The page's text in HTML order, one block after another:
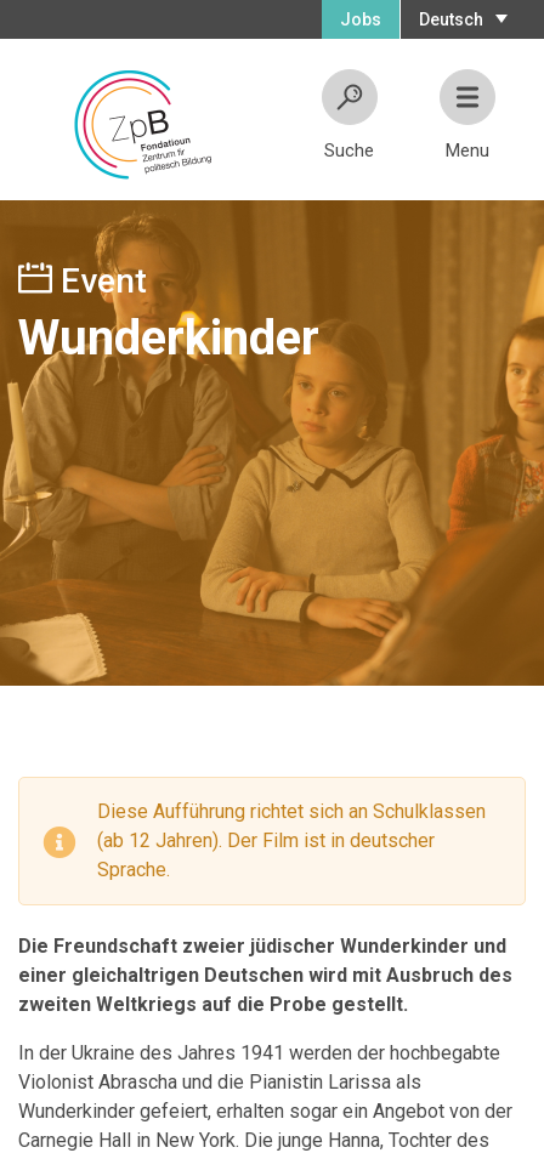
Deutsch
Jobs
Suche Menu
Event
Wunderkinder
Diese Aufführung richtet sich an Schulklassen
(ab 12 Jahren). Der Film ist in deutscher
Sprache.
Die Freundschaft zweier jüdischer Wunderkinder und
einer gleichaltrigen Deutschen wird mit Ausbruch des
zweiten Weltkriegs auf die Probe gestellt.
In der Ukraine des Jahres 1941 werden der hochbegabte
Violonist Abrascha und die Pianistin Larissa als
Wunderkinder gefeiert, erhalten sogar ein Angebot von der
Carnegie Hall in New York. Die junge Hanna, Tochter des